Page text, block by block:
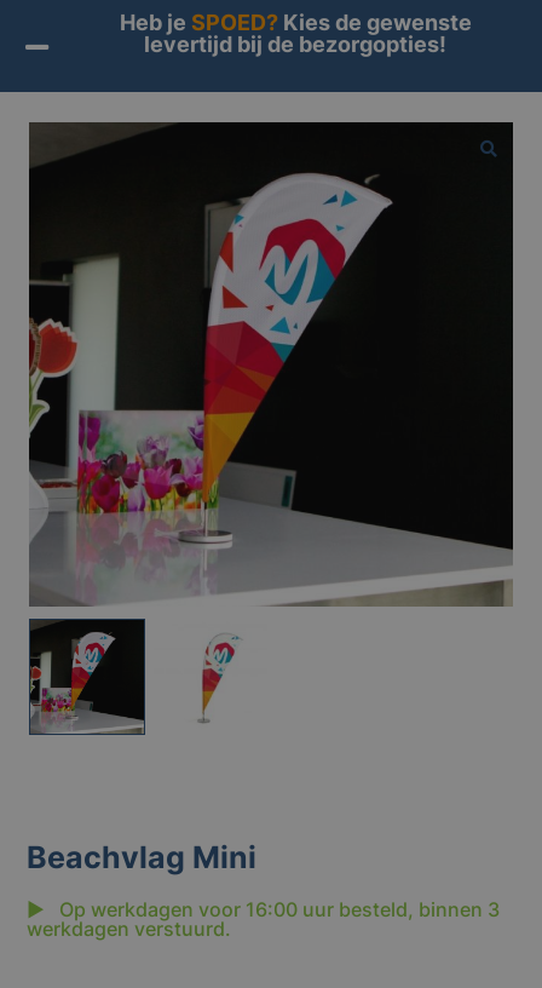
Home Producten/Accessoires /> Vlaggen/ Beachvlag
Beachvlag Mini
▶ Op werkdagen voor 16:00 uur besteld, binnen 3
werkdagen verstuurd.
Heb je SPOED?Kies de gewenste
levertijd bij de bezorgopties!